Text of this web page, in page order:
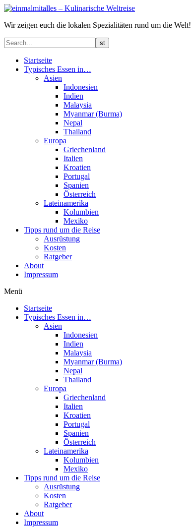
Wir zeigen euch die lokalen Spezialitäten rund um die Welt!
Startseite
Typisches Essen in…
Asien
Indonesien
Indien
Malaysia
Myanmar (Burma)
Nepal
Thailand
Europa
Griechenland
Italien
Kroatien
Portugal
Spanien
Österreich
Lateinamerika
Kolumbien
Mexiko
Tipps rund um die Reise
Ausrüstung
Kosten
Ratgeber
About
Impressum
Menü
Startseite
Typisches Essen in…
Asien
Indonesien
Indien
Malaysia
Myanmar (Burma)
Nepal
Thailand
Europa
Griechenland
Italien
Kroatien
Portugal
Spanien
Österreich
Lateinamerika
Kolumbien
Mexiko
Tipps rund um die Reise
Ausrüstung
Kosten
Ratgeber
About
Impressum